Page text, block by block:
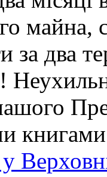
майна,
за два